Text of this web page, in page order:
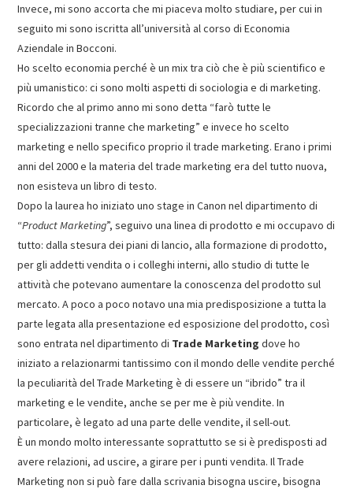
Invece, mi sono accorta che mi piaceva molto studiare, per cui in
seguito mi sono iscritta all’università al corso di Economia
Aziendale in Bocconi.
Ho scelto economia perché è un mix tra ciò che è più scientifico e
più umanistico: ci sono molti aspetti di sociologia e di marketing.
Ricordo che al primo anno mi sono detta “farò tutte le
specializzazioni tranne che marketing” e invece ho scelto
marketing e nello specifico proprio il trade marketing. Erano i primi
anni del 2000 e la materia del trade marketing era del tutto nuova,
non esisteva un libro di testo.
Dopo la laurea ho iniziato uno stage in Canon nel dipartimento di
“Product Marketing”, seguivo una linea di prodotto e mi occupavo di
tutto: dalla stesura dei piani di lancio, alla formazione di prodotto,
per gli addetti vendita o i colleghi interni, allo studio di tutte le
attività che potevano aumentare la conoscenza del prodotto sul
mercato. A poco a poco notavo una mia predisposizione a tutta la
parte legata alla presentazione ed esposizione del prodotto, così
sono entrata nel dipartimento di Trade Marketing dove ho
iniziato a relazionarmi tantissimo con il mondo delle vendite perché
la peculiarità del Trade Marketing è di essere un “ibrido” tra il
marketing e le vendite, anche se per me è più vendite. In
particolare, è legato ad una parte delle vendite, il sell-out.
È un mondo molto interessante soprattutto se si è predisposti ad
avere relazioni, ad uscire, a girare per i punti vendita. Il Trade
Marketing non si può fare dalla scrivania bisogna uscire, bisogna